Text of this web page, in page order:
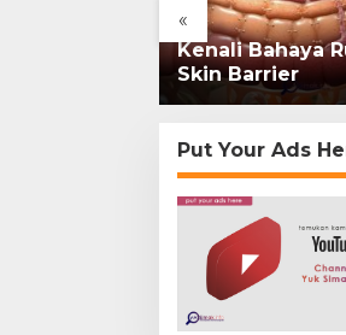
«
Kenali Bahaya
Skin Barrier
Put Your Ads